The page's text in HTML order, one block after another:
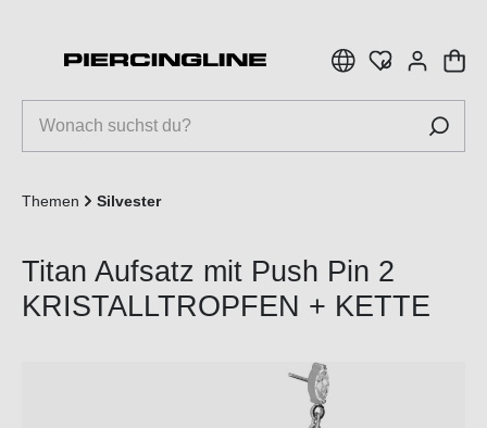
Themen Silvester
Titan Aufsatz mit Push Pin 2
KRISTALLTROPFEN + KETTE